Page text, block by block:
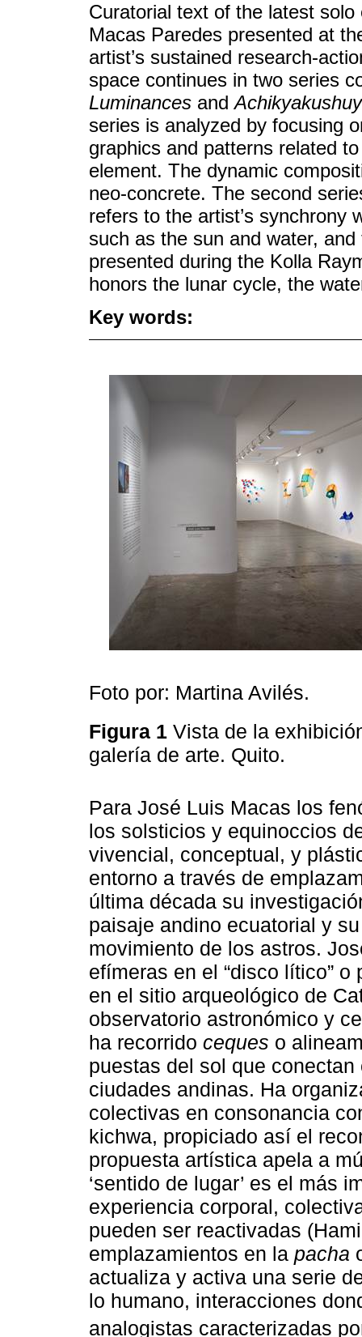
Curatorial text of the latest
Macas Paredes presented at
artist’s sustained research-
space continues in two series
Luminances and
series is analyzed by focusing
graphics and patterns related
element. The dynamic
neo-concrete. The second
refers to the artist’s synchrony
such as the sun and water,
presented during the Kolla
honors the lunar cycle, the
Key words:
Foto por: Martina Avilés.
Figura 1 Vista de la
galería de arte. Quito.
Para José Luis Macas los
los solsticios y equinoccios
vivencial, conceptual, y
entorno a través de
última década su
paisaje andino ecuatorial y
movimiento de los astros.
efímeras en el “disco lítico”
en el sitio arqueológico de
observatorio astronómico y
ha recorrido ceques o
puestas del sol que
ciudades andinas. Ha
colectivas en consonancia
kichwa, propiciado así el
propuesta artística apela a
‘sentido de lugar’ es el más
experiencia corporal,
pueden ser reactivadas
emplazamientos en la pacha
actualiza y activa una serie
lo humano, interacciones
analogistas caracterizadas